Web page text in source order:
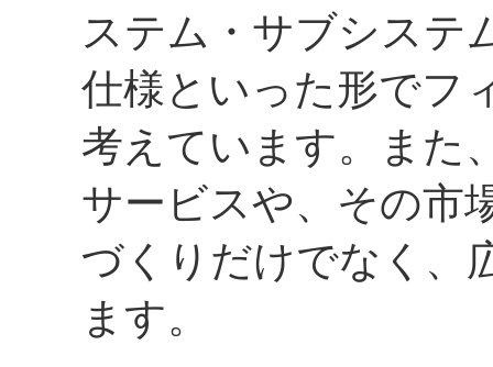
ステム・サブシステ
仕様といった形でフ
考えています。また
サービスや、その市
づくりだけでなく、
ます。